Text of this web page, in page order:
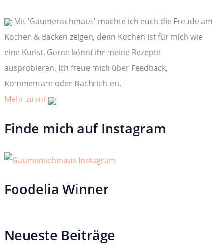
a
c
h
:
Mit 'Gaumenschmaus' möchte ich euch die Freude am
Kochen & Backen zeigen, denn Kochen ist für mich wie
eine Kunst. Gerne könnt ihr meine Rezepte
ausprobieren. Ich freue mich über Feedback,
Kommentare oder Nachrichten.
Mehr zu mir
Finde mich auf Instagram
Foodelia Winner
Neueste Beiträge